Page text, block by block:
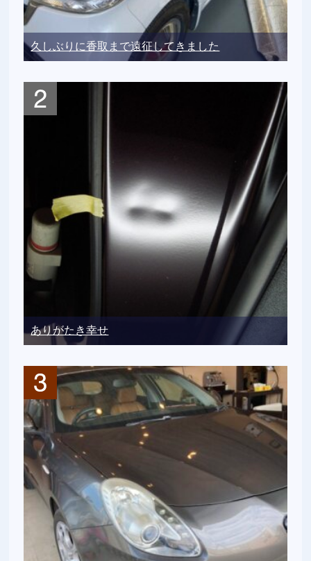
久しぶりに香取まで遠征してきました
ありがたき幸せ